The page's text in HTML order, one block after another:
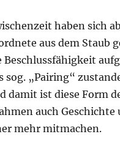
haben sich
aus dem Staub
Beschlussfähigkeit
sog. „Pairing“
damit ist diese Form
auch Geschichte
mehr mitmachen.